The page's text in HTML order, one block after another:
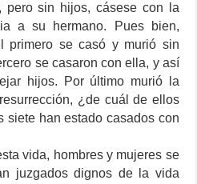
pero sin hijos, cásese con la
a su hermano. Pues bien,
primero se casó y murió sin
se casaron con ella, y así
hijos. Por último murió la
¿de cuál de ellos
siete han estado casados con
vida, hombres y mujeres se
juzgados dignos de la vida